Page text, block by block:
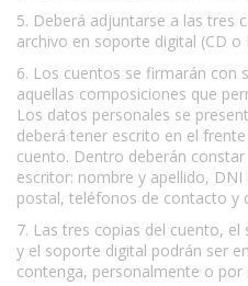
5. Deberá adjuntarse a las tres
archivo en soporte digital (CD o
6. Los cuentos se firmarán con
aquellas composiciones que
Los datos personales se
deberá tener escrito en el
cuento. Dentro deberán
escritor: nombre y apellido,
postal, teléfonos de contacto y
7. Las tres copias del cuento,
y el soporte digital podrán ser
contenga, personalmente o